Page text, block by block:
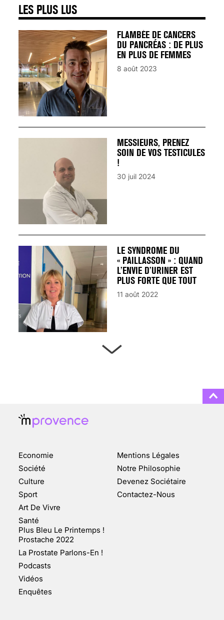
LES PLUS LUS
FLAMBÉE DE CANCERS
DU PANCRÉAS : DE PLUS
EN PLUS DE FEMMES
8 août 2023
MESSIEURS, PRENEZ
SOIN DE VOS TESTICULES
!
30 juil 2024
LE SYNDROME DU
« PAILLASSON » : QUAND
L’ENVIE D’URINER EST
PLUS FORTE QUE TOUT
11 août 2022
CHANGEMENT DE SEXE :
DES DEMANDES
TOUJOURS PLUS
NOMBREUSES
Economie
Société
Culture
Sport
Art De Vivre
Santé
Plus Bleu Le Printemps !
Prostache 2022
La Prostate Parlons-En !
Podcasts
Vidéos
Enquêtes
Mentions Légales
Notre Philosophie
Devenez Sociétaire
Contactez-Nous